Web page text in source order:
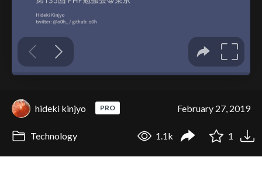
hideki kinjyo PRO February 27, 2019
Technology 1.1k 1